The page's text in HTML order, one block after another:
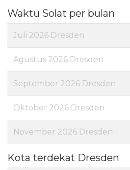
Waktu Solat per bulan
Juli 2026 Dresden
Agustus 2026 Dresden
September 2026 Dresden
Oktober 2026 Dresden
November 2026 Dresden
Kota terdekat Dresden